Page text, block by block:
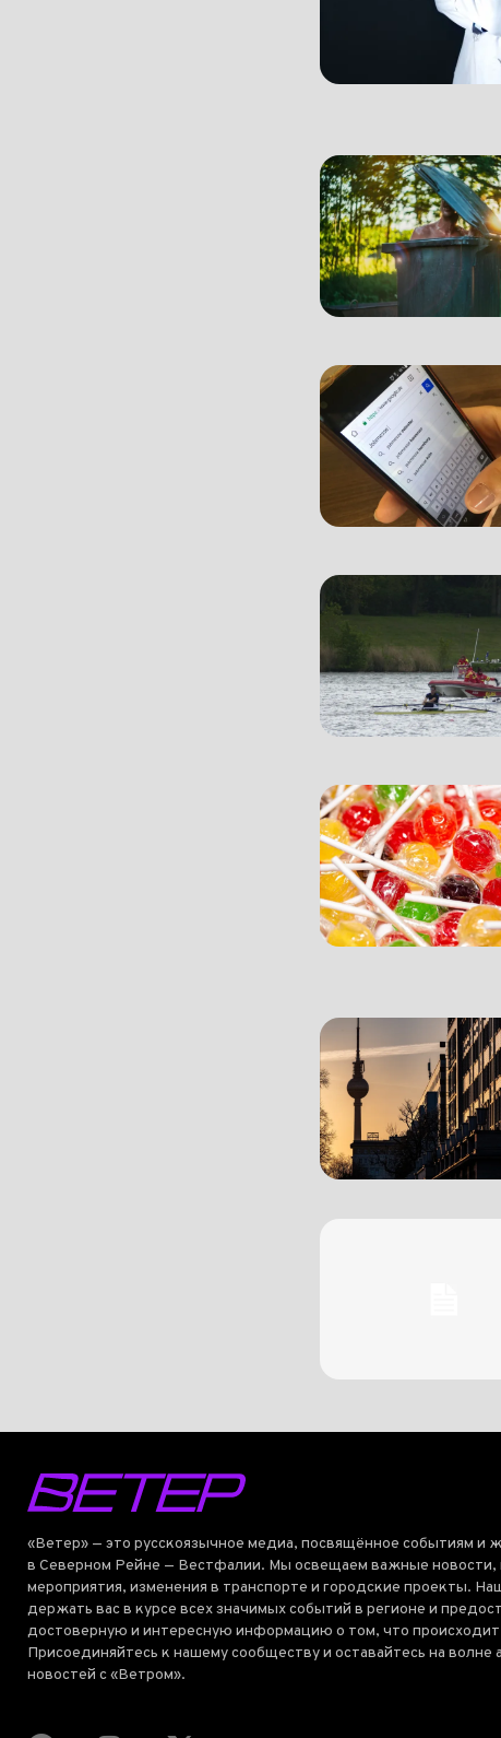
«Ветер» — это русскоязычное медиа, посвящённое событиям и
в Северном Рейне — Вестфалии. Мы освещаем важные новости,
мероприятия, изменения в транспорте и городские проекты.
держать вас в курсе всех значимых событий в регионе и
достоверную и интересную информацию о том, что происходит
Присоединяйтесь к нашему сообществу и оставайтесь на волне
новостей с «Ветром».